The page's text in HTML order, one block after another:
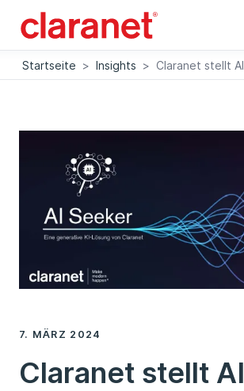
Startseite > Insights >
7. MÄRZ 2024
Claranet stellt AI